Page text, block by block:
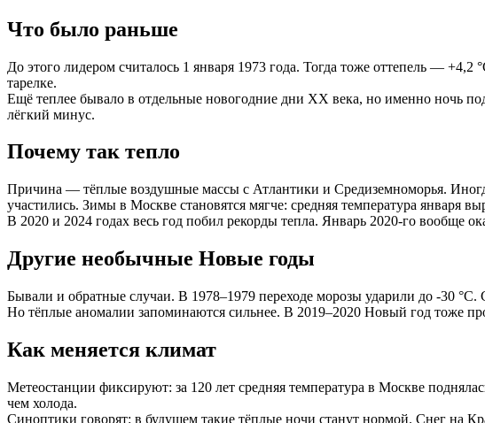
Что было раньше
До этого лидером считалось 1 января 1973 года. Тогда тоже оттепель —
тарелке.
Ещё теплее бывало в отдельные новогодние дни XX века, но именно ночь
лёгкий минус.
Почему так тепло
Причина — тёплые воздушные массы с Атлантики и Средиземноморья.
участились. Зимы в Москве становятся мягче: средняя температура января
В 2020 и 2024 годах весь год побил рекорды тепла. Январь 2020-го вообще
Другие необычные Новые годы
Бывали и обратные случаи. В 1978–1979 переходе морозы ударили до -30
Но тёплые аномалии запоминаются сильнее. В 2019–2020 Новый год тоже
Как меняется климат
Метеостанции фиксируют: за 120 лет средняя температура в Москве
чем холода.
Синоптики говорят: в будущем такие тёплые ночи станут нормой. Снег на